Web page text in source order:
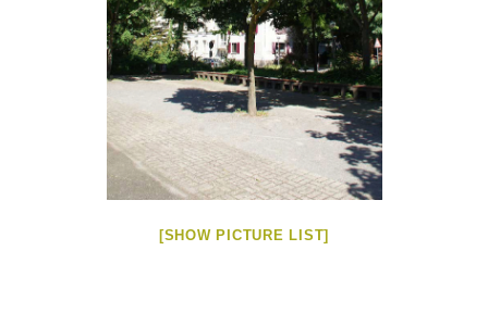
[SHOW PICTURE LIST]